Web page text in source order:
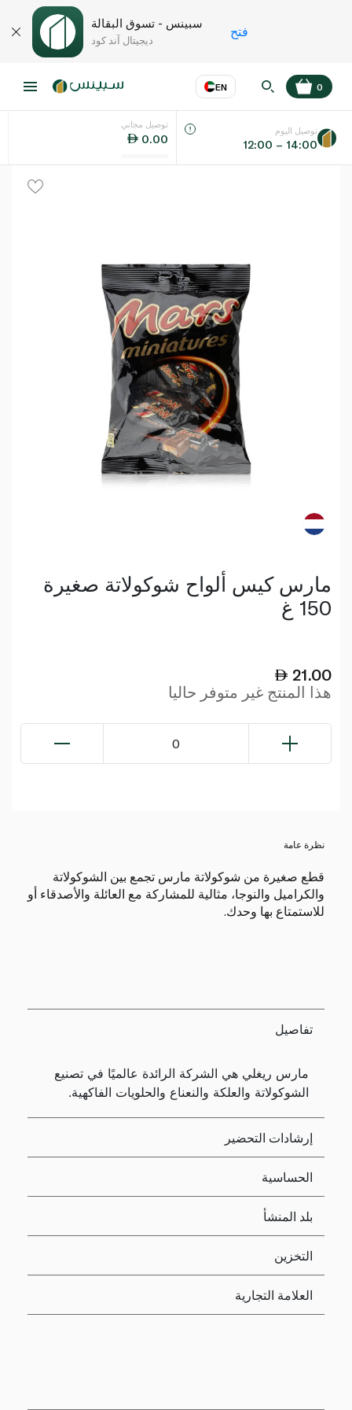
سبينس - تسوق البقالة
ديجيتال آند كود
فتح
EN
اللغة عر
0
توصيل مجاني
0.00
توصيل اليوم
12:00 – 14:00
مارس كيس ألواح شوكولاتة صغيرة
150 غ
21.00
هذا المنتج غير متوفر حاليا
0
نظرة عامة
قطع صغيرة من شوكولاتة مارس تجمع بين الشوكولاتة
والكراميل والنوجا، مثالية للمشاركة مع العائلة والأصدقاء أو
للاستمتاع بها وحدك.
تفاصيل
مارس ريغلي هي الشركة الرائدة عالميًا في تصنيع
الشوكولاتة والعلكة والنعناع والحلويات الفاكهية.
إرشادات التحضير
الحساسية
بلد المنشأ
التخزين
العلامة التجارية